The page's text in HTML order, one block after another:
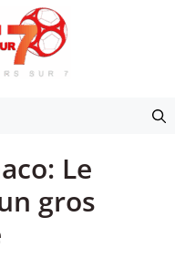
Le
gros